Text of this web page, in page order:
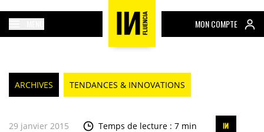
MON COMPTE
ARCHIVES TENDANCES & INNOVATIONS
29 janvier 2015 Temps de lecture : 7 min